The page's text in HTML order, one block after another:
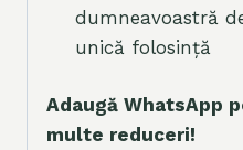
dumneavoastră
unică folosință
Adaugă WhatsApp
multe reduceri!